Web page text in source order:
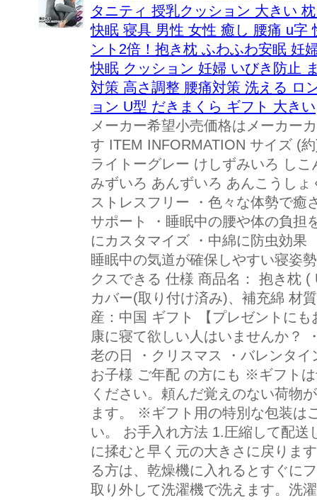
タニティ 授乳クッション 大きい
快眠 寝具 男性 女性 癒し 腰痛 u字
ント2倍！抱き枕 ふわふわ安眠 妊
快眠 クッション 妊婦 いびき防止
対策 高さ調整 腰痛対策 洗える ロ
ョン U型 だきまくら ギフト 大きい
メーカー希望小売価格はメーカー
す ITEM INFORMATION サイズ (
ライトーグレー けしずみいろ し
みずいろ あんずいろ あんこうし
ストレスフリー ・色々な体勢で癒
サポート ・睡眠中の腰や体の負担
にカスタマイズ ・中綿に防虫効果
睡眠中の気道が確保しやすい寝姿
クスできる 仕様 商品名： 抱き枕
カバー(取り付け済み)、補充綿 材
産：中国 ギフト 【プレゼントに
康に寝て欲しい人はいませんか？
老の日 ・クリスマス ・バレンタ
お子様 ご年配 の方にも ※ギフト
ください。頼んだ覚えのない荷物
ます。 ※ギフト用の特別な包装は
い。 お手入れ方法 1.圧縮して配送
に揉むと早く元の大きさに戻りま
る方は、乾燥機に入れるとすぐに
取り外して洗濯機で洗えます。洗